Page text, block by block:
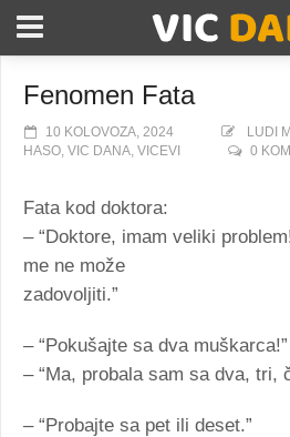
Fenomen Fata
10 KOLOVOZA, 2024 LUDI
HASO, VIC DANA, VICEVI 0
Fata kod doktora:
– “Doktore, imam veliki
me ne može
zadovoljiti.”
– “Pokušajte sa dva muškarca!”
– “Ma, probala sam sa dva, tri,
– “Probajte sa pet ili deset.”